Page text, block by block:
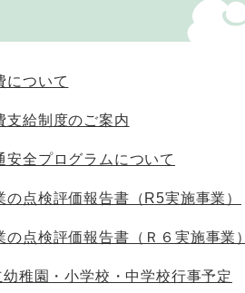
について
支給制度のご案内
安全プログラムについて
点検評価報告書（R5実施事業）
点検評価報告書（Ｒ６実施事業）
稚園・小学校・中学校行事予定